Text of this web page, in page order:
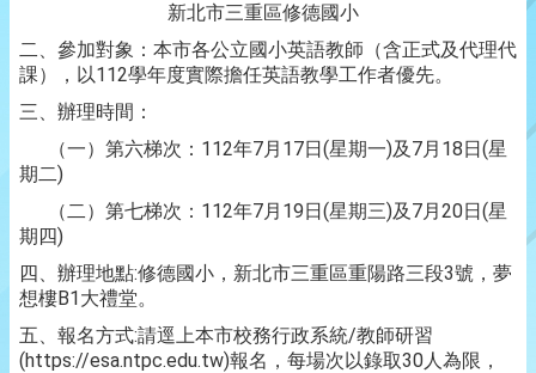
新北市三重區修德國小
二、參加對象：本市各公立國小英語教師（含正式及代理代
課），以112學年度實際擔任英語教學工作者優先。
三、辦理時間：
（一）第六梯次：112年7月17日(星期一)及7月18日(星
期二)
（二）第七梯次：112年7月19日(星期三)及7月20日(星
期四)
四、辦理地點:修德國小，新北市三重區重陽路三段3號，夢
想樓B1大禮堂。
五、報名方式:請逕上本市校務行政系統/教師研習
(https://esa.ntpc.edu.tw)報名，每場次以錄取30人為限，